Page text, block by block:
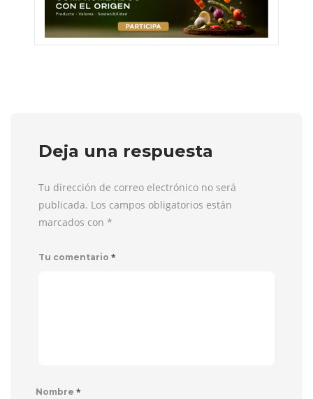
Deja una respuesta
Tu dirección de correo electrónico no será
publicada. Los campos obligatorios están
marcados con *
Tu comentario *
Nombre *